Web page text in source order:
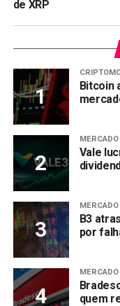
de XRP
Bitcoin
Vale
B3
por
quem